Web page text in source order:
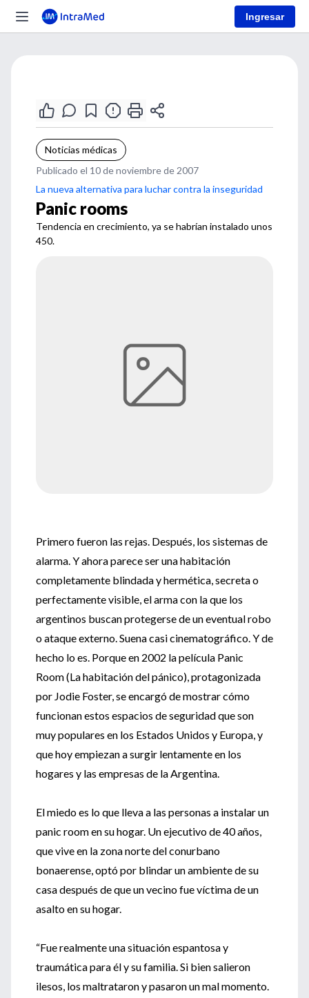
Ingresar
Noticias médicas
Publicado el 10 de noviembre de 2007
La nueva alternativa para luchar contra la inseguridad
Panic rooms
Tendencia en crecimiento, ya se habrían instalado unos
450.
Primero fueron las rejas. Después, los sistemas de
alarma. Y ahora parece ser una habitación
completamente blindada y hermética, secreta o
perfectamente visible, el arma con la que los
argentinos buscan protegerse de un eventual robo
o ataque externo. Suena casi cinematográfico. Y de
hecho lo es. Porque en 2002 la película Panic
Room (La habitación del pánico), protagonizada
por Jodie Foster, se encargó de mostrar cómo
funcionan estos espacios de seguridad que son
muy populares en los Estados Unidos y Europa, y
que hoy empiezan a surgir lentamente en los
hogares y las empresas de la Argentina.
El miedo es lo que lleva a las personas a instalar un
panic room en su hogar. Un ejecutivo de 40 años,
que vive en la zona norte del conurbano
bonaerense, optó por blindar un ambiente de su
casa después de que un vecino fue víctima de un
asalto en su hogar.
“Fue realmente una situación espantosa y
traumática para él y su familia. Si bien salieron
ilesos, los maltrataron y pasaron un mal momento.